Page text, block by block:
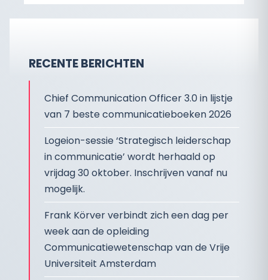
RECENTE BERICHTEN
Chief Communication Officer 3.0 in lijstje
van 7 beste communicatieboeken 2026
Logeion-sessie ‘Strategisch leiderschap
in communicatie’ wordt herhaald op
vrijdag 30 oktober. Inschrijven vanaf nu
mogelijk.
Frank Körver verbindt zich een dag per
week aan de opleiding
Communicatiewetenschap van de Vrije
Universiteit Amsterdam